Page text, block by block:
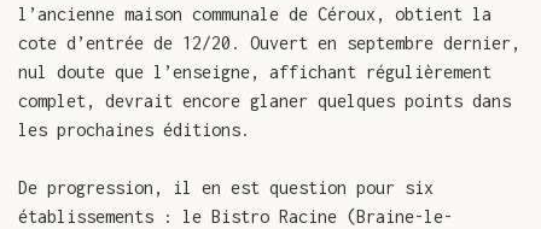
l’ancienne maison communale de Céroux, obtient la
cote d’entrée de 12/20. Ouvert en septembre dernier,
nul doute que l’enseigne, affichant régulièrement
complet, devrait encore glaner quelques points dans
les prochaines éditions.
De progression, il en est question pour six
établissements : le Bistro Racine (Braine-le-